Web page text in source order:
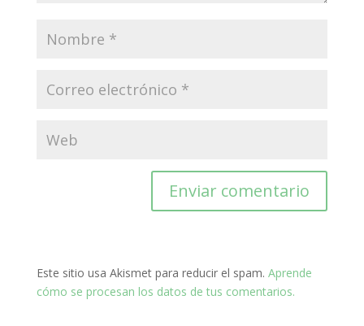
Este sitio usa Akismet para reducir el spam. Aprende
cómo se procesan los datos de tus comentarios.